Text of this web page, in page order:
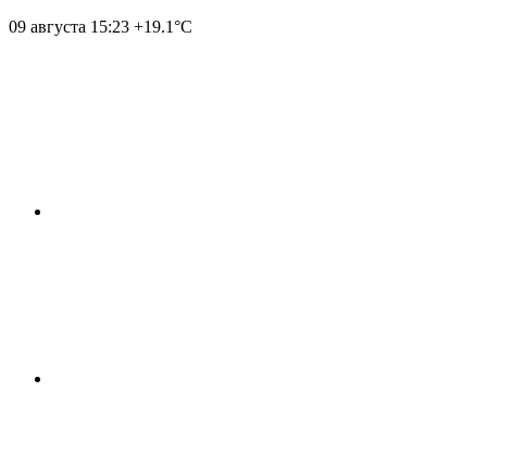
09 августа 15:23 +19.1°С